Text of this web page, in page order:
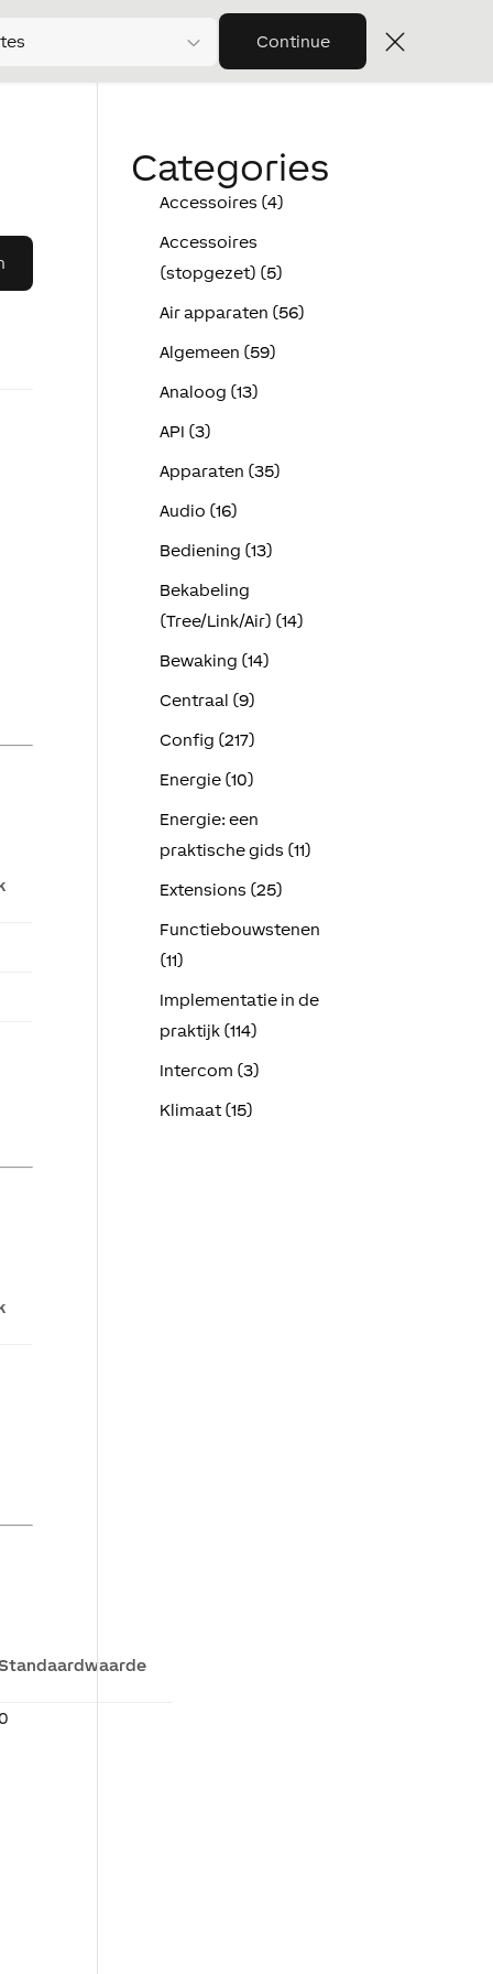
Continue
Standaardwaarde
Categories
Accessoires (4)
Accessoires
(stopgezet) (5)
Air apparaten (56)
Algemeen (59)
Analoog (13)
API (3)
Apparaten (35)
Audio (16)
Bediening (13)
Bekabeling
(Tree/Link/Air) (14)
Bewaking (14)
Centraal (9)
Config (217)
Energie (10)
Energie: een
praktische gids (11)
Extensions (25)
Functiebouwstenen
(11)
Implementatie in de
praktijk (114)
Intercom (3)
Klimaat (15)